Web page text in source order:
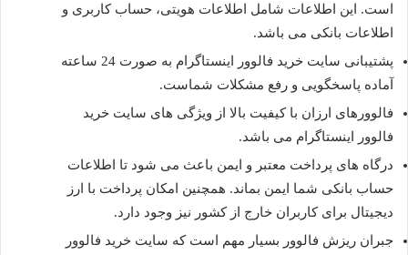
است. این اطلاعات شامل اطلاعات هویتی، حساب کاربری و
اطلاعات بانکی می باشد.
پشتیبانی سایت خرید فالوور اینستاگرام به صورت 24 ساعته
آماده پاسخگویی و رفع مشکلات شماست.
فالوورهای ارزان با کیفیت بالا از ویژگی های سایت خرید
فالوور اینستاگرام می باشد.
درگاه های پرداخت معتبر و ایمن باعث می شود تا اطلاعات
حساب بانکی شما ایمن بماند. همچنین امکان پرداخت با ارز
دیجیتال برای کاربران خارج از کشور نیز وجود دارد.
جبران ریزش فالوور بسیار مهم است که سایت خرید فالوور